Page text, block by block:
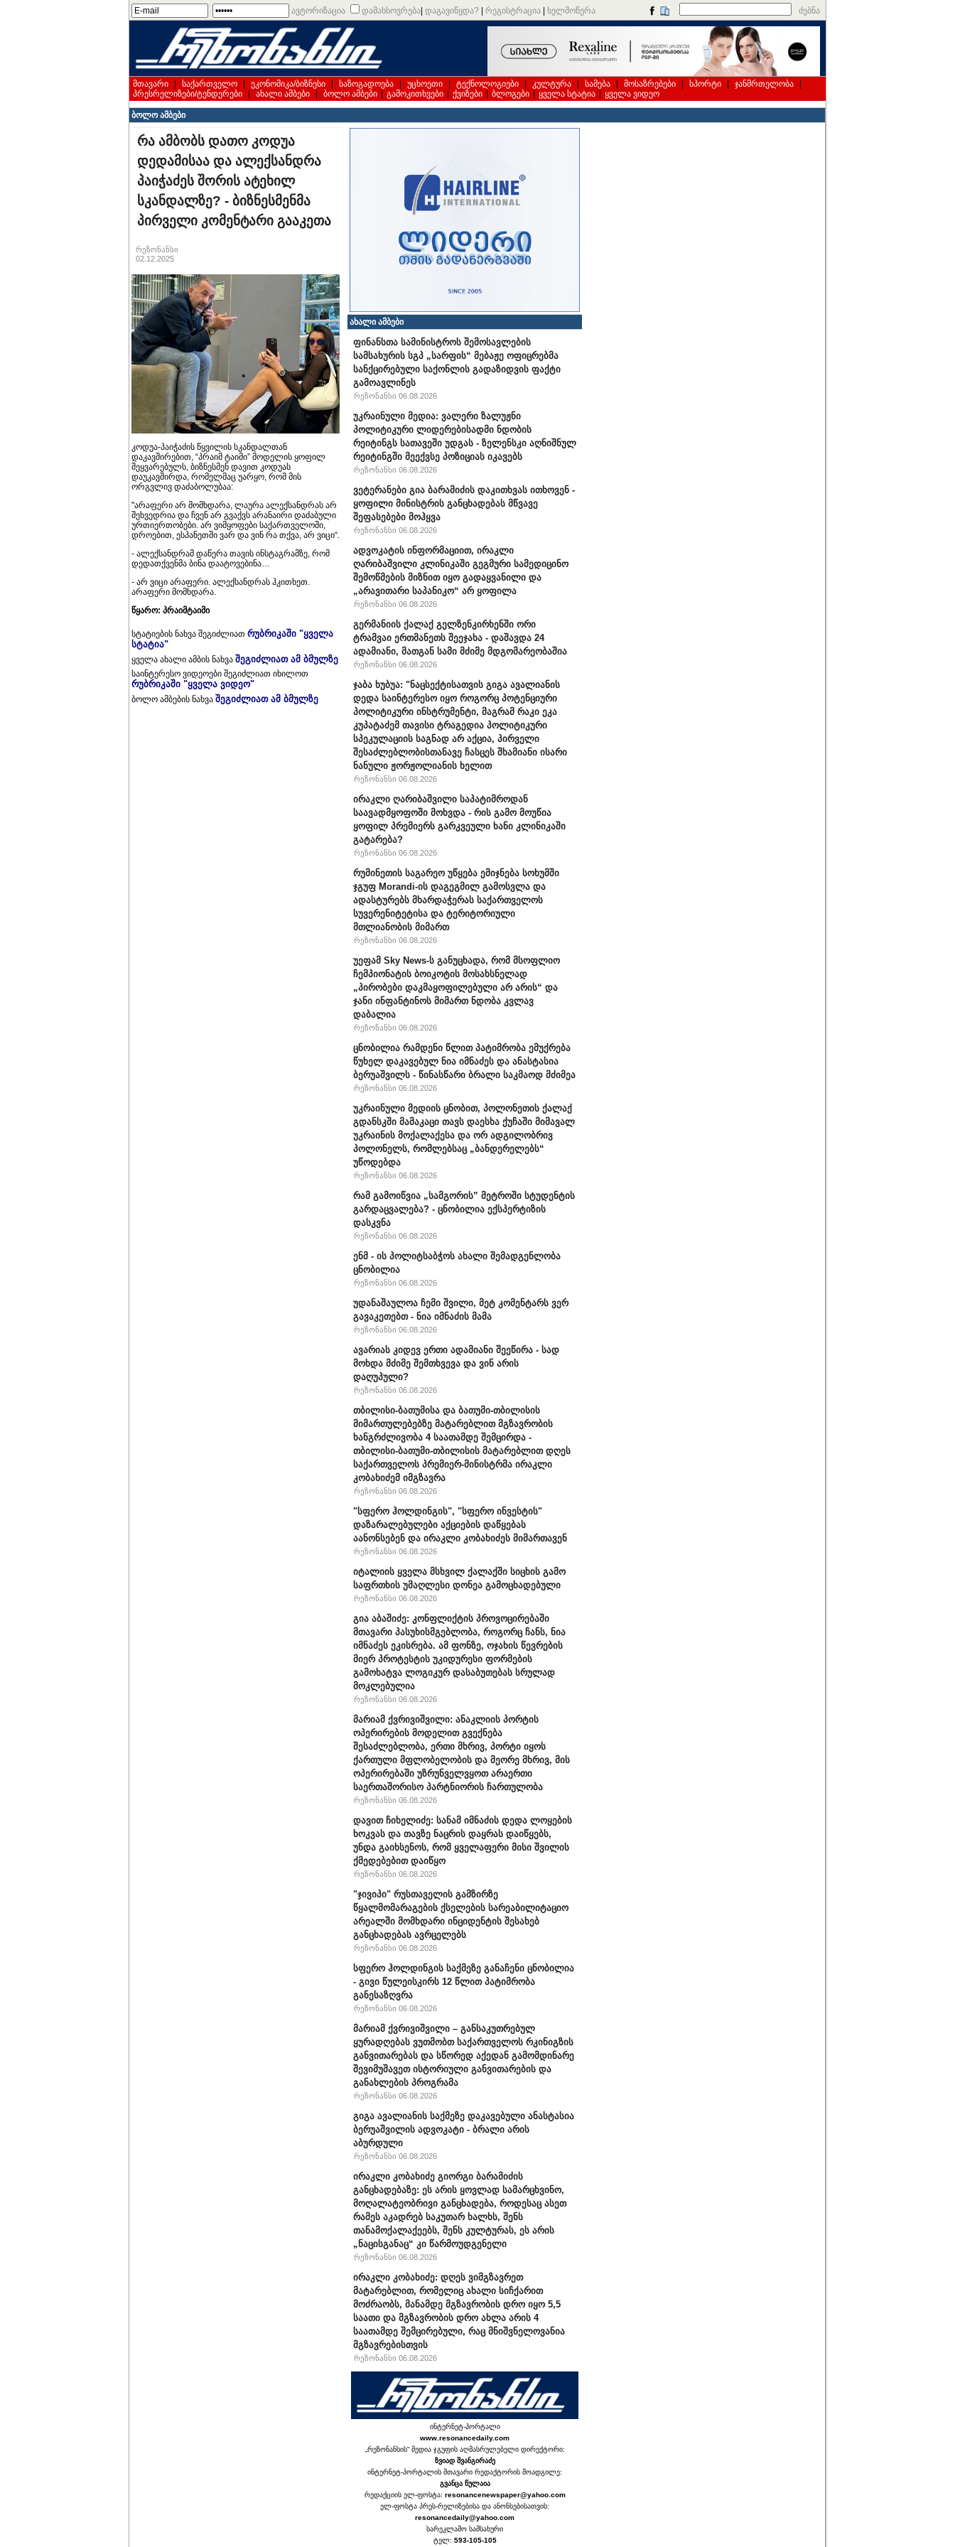
ავტორიზაცია დამახსოვრება დაგავიწყდა? რეგისტრაცია ხელმოწერა ძებნა
მთავარი საქართველო ეკონომიკა/ბიზნესი საზოგადოება უცხოეთი ტექნოლოგიები კულტურა სამება მოსაზრებები სპორტი ჯანმრთელობა
პრესრელიზები/ტენდერები
ახალი ამბები ბოლო ამბები გამოკითხვები ქვიზები ბლოგები ყველა სტატია ყველა ვიდეო
ბოლო ამბები
რა ამბობს დათო კოდუა
დედამისაა და ალექსანდრა
პაიჭაძეს შორის ატეხილ
სკანდალზე? - ბიზნესმენმა
პირველი კომენტარი გააკეთა
რეზონანსი
02.12.2025
კოდუა-პაიჭაძის წყვილის სკანდალთან
დაკავშირებით, “პრაიმ ტაიმი” მოდელის ყოფილ
შეყვარებულს, ბიზნესმენ დავით კოდუას
დაუკავშირდა, რომელმაც უარყო, რომ მის
ორგვლივ დაძაბოლუბაა:
"არაფერი არ მომხდარა, ლაურა ალექსანდრას არ
შეხვედრია და ჩვენ არ გვაქვს არანაირი დაძაბული
ურთიერთობები. არ ვიმყოფები საქართველოში,
დროებით, ესპანეთში ვარ და ვინ რა თქვა, არ ვიცი“.
- ალექსანდრამ დაწერა თავის ინსტაგრამზე, რომ
დედათქვენმა ბინა დაატოვებინა…
- არ ვიცი არაფერი. ალექსანდრას ჰკითხეთ.
არაფერი მომხდარა.
წყარო: პრაიმტაიმი
სტატიების ნახვა შეგიძლიათ რუბრიკაში "ყველა
სტატია"
ყველა ახალი ამბის ნახვა შეგიძლიათ ამ ბმულზე
საინტერესო ვიდეოები შეგიძლიათ იხილოთ
რუბრიკაში "ყველა ვიდეო"
ბოლო ამბების ნახვა შეგიძლიათ ამ ბმულზე
ახალი ამბები
ფინანსთა სამინისტროს შემოსავლების
სამსახურის სგპ „სარფის“ მებაჟე ოფიცრებმა
სანქცირებული საქონლის გადაზიდვის ფაქტი
გამოავლინეს
რეზონანსი 06.08.2026
უკრაინული მედია: ვალერი ზალუჟნი
პოლიტიკური ლიდერებისადმი ნდობის
რეიტინგს სათავეში უდგას - ზელენსკი აღნიშნულ
რეიტინგში მეექვსე პოზიციას იკავებს
რეზონანსი 06.08.2026
ვეტერანები გია ბარამიძის დაკითხვას ითხოვენ -
ყოფილი მინისტრის განცხადებას მწვავე
შეფასებები მოჰყვა
რეზონანსი 06.08.2026
ადვოკატის ინფორმაციით, ირაკლი
ღარიბაშვილი კლინიკაში გეგმური სამედიცინო
შემოწმების მიზნით იყო გადაყვანილი და
„არავითარი საპანიკო“ არ ყოფილა
რეზონანსი 06.08.2026
გერმანიის ქალაქ გელზენკირხენში ორი
ტრამვაი ერთმანეთს შეეჯახა - დაშავდა 24
ადამიანი, მათგან სამი მძიმე მდგომარეობაშია
რეზონანსი 06.08.2026
ჯაბა ხუბუა: "ნაცსექტისათვის გიგა ავალიანის
დედა საინტერესო იყო როგორც პოტენციური
პოლიტიკური ინსტრუმენტი, მაგრამ რაკი ეკა
კუპატაძემ თავისი ტრაგედია პოლიტიკური
სპეკულაციის საგნად არ აქცია, პირველი
შესაძლებლობისთანავე ჩასცეს შხამიანი ისარი
ნანული ჟორჟოლიანის ხელით
რეზონანსი 06.08.2026
ირაკლი ღარიბაშვილი საპატიმროდან
საავადმყოფოში მოხვდა - რის გამო მოუწია
ყოფილ პრემიერს გარკვეული ხანი კლინიკაში
გატარება?
რეზონანსი 06.08.2026
რუმინეთის საგარეო უწყება ემიჯნება სოხუმში
ჯგუფ Morandi-ის დაგეგმილ გამოსვლა და
ადასტურებს მხარდაჭერას საქართველოს
სუვერენიტეტისა და ტერიტორიული
მთლიანობის მიმართ
რეზონანსი 06.08.2026
უეფამ Sky News-ს განუცხადა, რომ მსოფლიო
ჩემპიონატის ბოიკოტის მოსახსნელად
„პირობები დაკმაყოფილებული არ არის“ და
ჯანი ინფანტინოს მიმართ ნდობა კვლავ
დაბალია
რეზონანსი 06.08.2026
ცნობილია რამდენი წლით პატიმრობა ემუქრება
წუხელ დაკავებულ ნია იმნაძეს და ანასტასია
ბერუაშვილს - წინასწარი ბრალი საკმაოდ მძიმეა
რეზონანსი 06.08.2026
უკრაინული მედიის ცნობით, პოლონეთის ქალაქ
გდანსკში მამაკაცი თავს დაესხა ქუჩაში მიმავალ
უკრაინის მოქალაქესა და ორ ადგილობრივ
პოლონელს, რომლებსაც „ბანდერელებს“
უწოდებდა
რეზონანსი 06.08.2026
რამ გამოიწვია „სამგორის” მეტროში სტუდენტის
გარდაცვალება? - ცნობილია ექსპერტიზის
დასკვნა
რეზონანსი 06.08.2026
ენმ - ის პოლიტსაბჭოს ახალი შემადგენლობა
ცნობილია
რეზონანსი 06.08.2026
უდანაშაულოა ჩემი შვილი, მეტ კომენტარს ვერ
გავაკეთებთ - ნია იმნაძის მამა
რეზონანსი 06.08.2026
ავარიას კიდევ ერთი ადამიანი შეეწირა - სად
მოხდა მძიმე შემთხვევა და ვინ არის
დაღუპული?
რეზონანსი 06.08.2026
თბილისი-ბათუმისა და ბათუმი-თბილისის
მიმართულებებზე მატარებლით მგზავრობის
ხანგრძლივობა 4 საათამდე შემცირდა -
თბილისი-ბათუმი-თბილისის მატარებლით დღეს
საქართველოს პრემიერ-მინისტრმა ირაკლი
კობახიძემ იმგზავრა
რეზონანსი 06.08.2026
"სფერო ჰოლდინგის", "სფერო ინვესტის"
დაზარალებულები აქციების დაწყებას
აანონსებენ და ირაკლი კობახიძეს მიმართავენ
რეზონანსი 06.08.2026
იტალიის ყველა მსხვილ ქალაქში სიცხის გამო
საფრთხის უმაღლესი დონეა გამოცხადებული
რეზონანსი 06.08.2026
გია აბაშიძე: კონფლიქტის პროვოცირებაში
მთავარი პასუხისმგებლობა, როგორც ჩანს, ნია
იმნაძეს ეკისრება. ამ ფონზე, ოჯახის წევრების
მიერ პროტესტის უკიდურესი ფორმების
გამოხატვა ლოგიკურ დასაბუთებას სრულად
მოკლებულია
რეზონანსი 06.08.2026
მარიამ ქვრივიშვილი: ანაკლიის პორტის
ოპერირების მოდელით გვექნება
შესაძლებლობა, ერთი მხრივ, პორტი იყოს
ქართული მფლობელობის და მეორე მხრივ, მის
ოპერირებაში უზრუნველვყოთ არაერთი
საერთაშორისო პარტნიორის ჩართულობა
რეზონანსი 06.08.2026
დავით ჩიხელიძე: სანამ იმნაძის დედა ლოყების
ხოკვას და თავზე ნაცრის დაყრას დაიწყებს,
უნდა გაიხსენოს, რომ ყველაფერი მისი შვილის
ქმედებებით დაიწყო
რეზონანსი 06.08.2026
"ჯივიპი" რუსთაველის გამზირზე
წყალმომარაგების ქსელების სარეაბილიტაციო
არეალში მომხდარი ინციდენტის შესახებ
განცხადებას ავრცელებს
რეზონანსი 06.08.2026
სფერო ჰოლდინგის საქმეზე განაჩენი ცნობილია
- გივი წულეისკირს 12 წლით პატიმრობა
განესაზღვრა
რეზონანსი 06.08.2026
მარიამ ქვრივიშვილი – განსაკუთრებულ
ყურადღებას ვუთმობთ საქართველოს რკინიგზის
განვითარებას და სწორედ აქედან გამომდინარე
შევიმუშავეთ ისტორიული განვითარების და
განახლების პროგრამა
რეზონანსი 06.08.2026
გიგა ავალიანის საქმეზე დაკავებული ანასტასია
ბერუაშვილის ადვოკატი - ბრალი არის
აბურდული
რეზონანსი 06.08.2026
ირაკლი კობახიძე გიორგი ბარამიძის
განცხადებაზე: ეს არის ყოვლად სამარცხვინო,
მოღალატეობრივი განცხადება, როდესაც ასეთ
რამეს აკადრებ საკუთარ ხალხს, შენს
თანამოქალაქეებს, შენს კულტურას, ეს არის
„ნაცისგანაც“ კი წარმოუდგენელი
რეზონანსი 06.08.2026
ირაკლი კობახიძე: დღეს ვიმგზავრეთ
მატარებლით, რომელიც ახალი სიჩქარით
მოძრაობს, მანამდე მგზავრობის დრო იყო 5,5
საათი და მგზავრობის დრო ახლა არის 4
საათამდე შემცირებული, რაც მნიშვნელოვანია
მგზავრებისთვის
რეზონანსი 06.08.2026
ინტერნეტ-პორტალი
www.resonancedaily.com
„რეზონანსის“ მედია ჯგუფის აღმასრულებელი დირექტორი:
ზვიად შვანგირაძე
ინტერნეტ-პორტალის მთავარი რედაქტორის მოადგილე:
გვანცა წულაია
რედაქციის ელ-ფოსტა: resonancenewspaper@yahoo.com
ელ-ფოსტა პრეს-რელიზებისა და ანონსებისათვის:
resonancedaily@yahoo.com
სარეკლამო სამსახური
ტელ: 593-105-105